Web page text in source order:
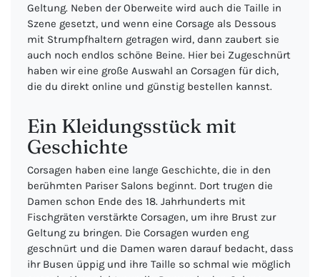
Geltung. Neben der Oberweite wird auch die Taille in
Szene gesetzt, und wenn eine Corsage als Dessous
mit Strumpfhaltern getragen wird, dann zaubert sie
auch noch endlos schöne Beine. Hier bei Zugeschnürt
haben wir eine große Auswahl an Corsagen für dich,
die du direkt online und günstig bestellen kannst.
Ein Kleidungsstück mit
Geschichte
Corsagen haben eine lange Geschichte, die in den
berühmten Pariser Salons beginnt. Dort trugen die
Damen schon Ende des 18. Jahrhunderts mit
Fischgräten verstärkte Corsagen, um ihre Brust zur
Geltung zu bringen. Die Corsagen wurden eng
geschnürt und die Damen waren darauf bedacht, dass
ihr Busen üppig und ihre Taille so schmal wie möglich